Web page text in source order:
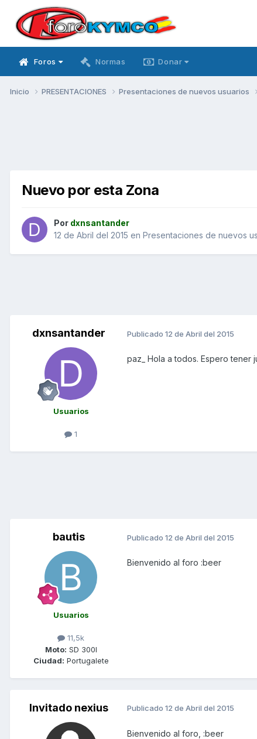
Foros Normas Donar
Inicio PRESENTACIONES Presentaciones de nuevos usuarios
Nuevo por esta Zona
Por dxnsantander
12 de Abril del 2015 en Presentaciones de nuevos
dxnsantander
Usuarios
1
Publicado 12 de Abril del 2015
paz_ Hola a todos. Espero tener
bautis
Usuarios
11,5k
Moto: SD 300I
Ciudad: Portugalete
Publicado 12 de Abril del 2015
Bienvenido al foro :beer
Invitado nexius Publicado 12 de Abril del 2015
Bienvenido al foro, :beer